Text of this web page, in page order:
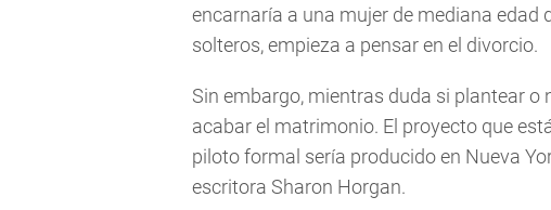
encarnaría a una mujer de mediana edad
solteros, empieza a pensar en el divorcio.
Sin embargo, mientras duda si plantear o
acabar el matrimonio. El proyecto que
piloto formal sería producido en Nueva
escritora Sharon Horgan.